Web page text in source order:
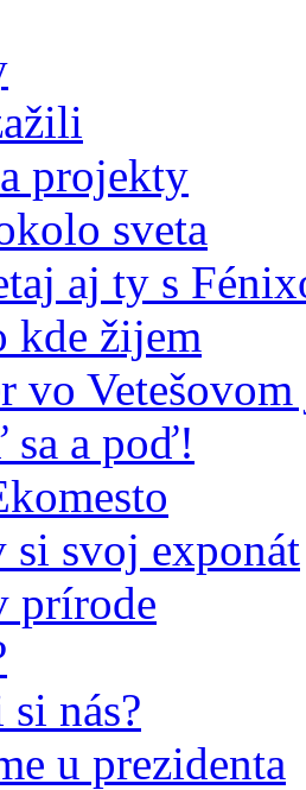
projekty
sveta
aj ty s
kde žijem
vo
sa a poď!
si svoj exponát
prírode
nás?
u prezidenta